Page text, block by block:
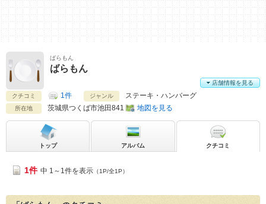
ばらもん
ばらもん
クチコミ 1件 ジャンル ステーキ・ハンバーグ
所在地 茨城県つくば市池田841 地図を見る
店舗情報を見る
トップ アルバム クチコミ
1件 中 1～1件を表示 （1P/全1P）